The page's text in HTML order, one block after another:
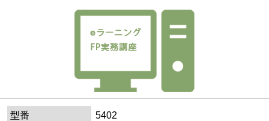
型番
5402